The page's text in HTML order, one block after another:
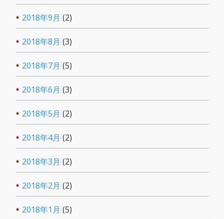
2018年9月 (2)
2018年8月 (3)
2018年7月 (5)
2018年6月 (3)
2018年5月 (2)
2018年4月 (2)
2018年3月 (2)
2018年2月 (2)
2018年1月 (5)